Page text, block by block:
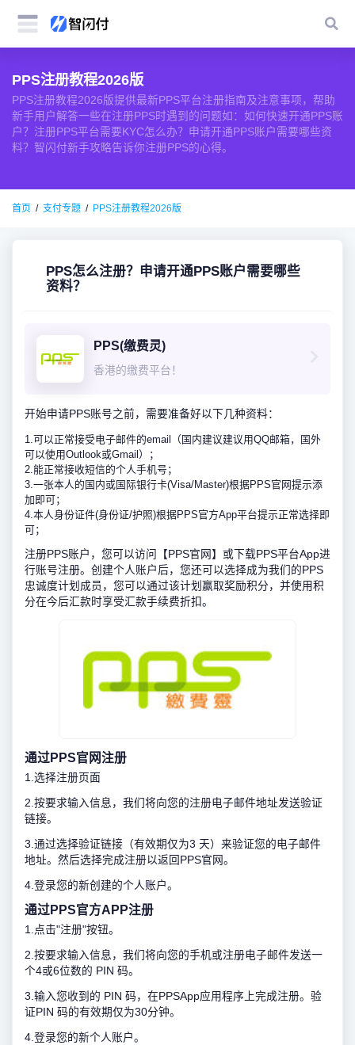
PPS注册教程2026版
PPS注册教程2026版提供最新PPS平台注册指南及注意事项，帮助
新手用户解答一些在注册PPS时遇到的问题如：如何快速开通PPS账
户？注册PPS平台需要KYC怎么办？申请开通PPS账户需要哪些资
料？智闪付新手攻略告诉你注册PPS的心得。
首页 支付专题 PPS注册教程2026版
PPS怎么注册？申请开通PPS账户需要哪些
资料？
PPS(缴费灵)
香港的缴费平台！
开始申请PPS账号之前，需要准备好以下几种资料：
1.可以正常接受电子邮件的email（国内建议建议用QQ邮箱，国外
可以使用Outlook或Gmail）；
2.能正常接收短信的个人手机号；
3.一张本人的国内或国际银行卡(Visa/Master)根据PPS官网提示添
加即可；
4.本人身份证件(身份证/护照)根据PPS官方App平台提示正常选择即
可；
注册PPS账户，您可以访问【PPS官网】或下载PPS平台App进
行账号注册。创建个人账户后，您还可以选择成为我们的PPS
忠诚度计划成员，您可以通过该计划赢取奖励积分，并使用积
分在今后汇款时享受汇款手续费折扣。
通过PPS官网注册
1.选择注册页面
2.按要求输入信息，我们将向您的注册电子邮件地址发送验证
链接。
3.通过选择验证链接（有效期仅为3 天）来验证您的电子邮件
地址。然后选择完成注册以返回PPS官网。
4.登录您的新创建的个人账户。
通过PPS官方APP注册
1.点击"注册"按钮。
2.按要求输入信息，我们将向您的手机或注册电子邮件发送一
个4或6位数的 PIN 码。
3.输入您收到的 PIN 码，在PPSApp应用程序上完成注册。验
证PIN 码的有效期仅为30分钟。
4.登录您的新个人账户。